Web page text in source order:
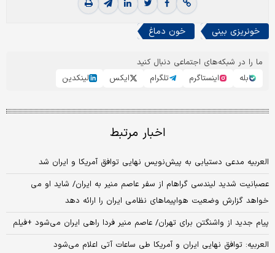
خونریزی بینی خون دماغ
ما را در شبکه‌های اجتماعی دنبال کنید
بله
اینستاگرم تلگرام ایکس لینکدین
اخبار مرتبط
العربیه مدعی دستیابی به پیش‌نویس نهایی توافق آمریکا و ایران شد
عصبانیت شدید لیندسی گراهام از سفر عاصم منیر به ایران/ شاید او می
خواهد گزارش وضعیت هواپیماهای نظامی ایران را ارائه دهد
پیام جدید از واشنگتن برای تهران/ عاصم منیر فردا راهی ایران می‌شود +فیلم
العربیه: توافق نهایی ایران و آمریکا طی ساعات آتی اعلام می‌شود